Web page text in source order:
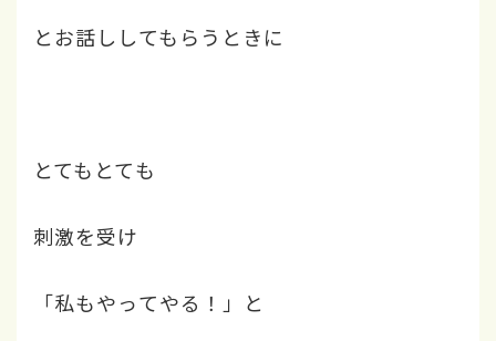
とお話ししてもらうときに
とてもとても
刺激を受け
「私もやってやる！」と